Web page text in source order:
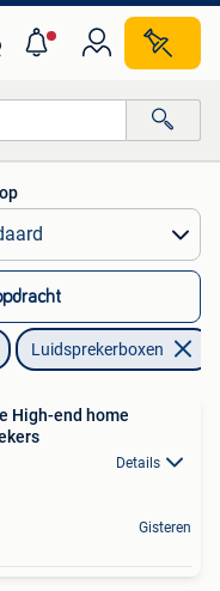
Luidsprekerboxen
High-end home
Details
Gisteren